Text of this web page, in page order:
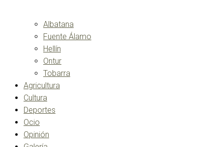
Albatana
Fuente Álamo
Hellín
Ontur
Tobarra
Agricultura
Cultura
Deportes
Ocio
Opinión